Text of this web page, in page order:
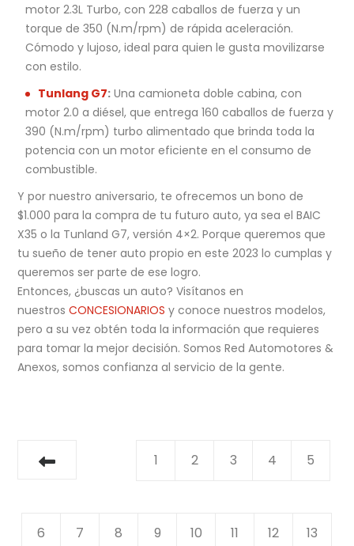
motor 2.3L Turbo, con 228 caballos de fuerza y un
torque de 350 (N.m/rpm) de rápida aceleración.
Cómodo y lujoso, ideal para quien le gusta movilizarse
con estilo.
Tunlang G7: Una camioneta doble cabina, con
motor 2.0 a diésel, que entrega 160 caballos de fuerza y
390 (N.m/rpm) turbo alimentado que brinda toda la
potencia con un motor eficiente en el consumo de
combustible.
Y por nuestro aniversario, te ofrecemos un bono de
$1.000 para la compra de tu futuro auto, ya sea el BAIC
X35 o la Tunland G7, versión 4×2. Porque queremos que
tu sueño de tener auto propio en este 2023 lo cumplas y
queremos ser parte de ese logro.
Entonces, ¿buscas un auto? Visítanos en
nuestrosCONCESIONARIOS y conoce nuestros modelos,
pero a su vez obtén toda la información que requieres
para tomar la mejor decisión. Somos Red Automotores &
Anexos, somos confianza al servicio de la gente.
1 2 3 4 5
6 7 8 9 10 11 12 13